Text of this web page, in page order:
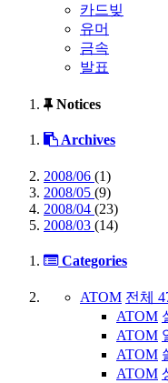
카드빚
유머
금속
발표
Notices
Archives
2008/06 (1)
2008/05 (9)
2008/04 (23)
2008/03 (14)
Categories
ATOM 전체
ATOM
ATOM
ATOM
ATOM